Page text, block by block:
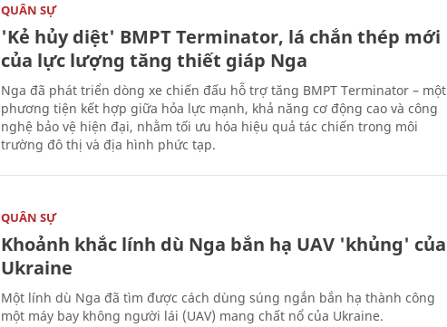
QUÂN SỰ
'Kẻ hủy diệt' BMPT Terminator, lá chắn thép mới
của lực lượng tăng thiết giáp Nga
Nga đã phát triển dòng xe chiến đấu hỗ trợ tăng BMPT Terminator – một
phương tiện kết hợp giữa hỏa lực mạnh, khả năng cơ động cao và công
nghệ bảo vệ hiện đại, nhằm tối ưu hóa hiệu quả tác chiến trong môi
trường đô thị và địa hình phức tạp.
QUÂN SỰ
Khoảnh khắc lính dù Nga bắn hạ UAV 'khủng' của
Ukraine
Một lính dù Nga đã tìm được cách dùng súng ngắn bắn hạ thành công
một máy bay không người lái (UAV) mang chất nổ của Ukraine.